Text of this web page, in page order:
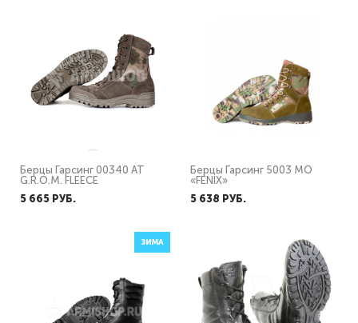
Берцы Гарсинг 00340 AT
G.R.O.M. FLEECE
5 665 PУБ.
Берцы Гарсинг 5003 MO
«FENIX»
5 638 PУБ.
ЗИМА